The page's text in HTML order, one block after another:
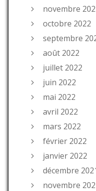
novembre
octobre 2022
septembre
août 2022
juillet 2022
juin 2022
mai 2022
avril 2022
mars 2022
février 2022
janvier 2022
décembre
novembre